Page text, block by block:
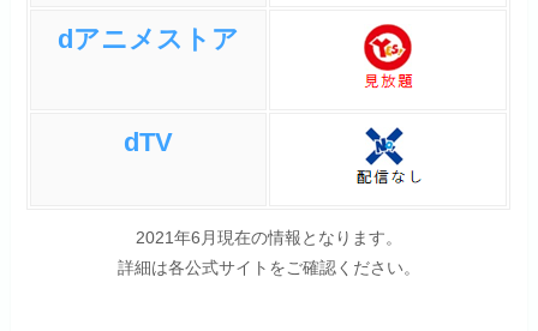
dアニメストア
dTV
2021年6月現在の情報となります。
詳細は各公式サイトをご確認ください。